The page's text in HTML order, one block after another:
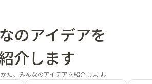
のアイデアを
介します
た、みんなのアイデアを紹介します。